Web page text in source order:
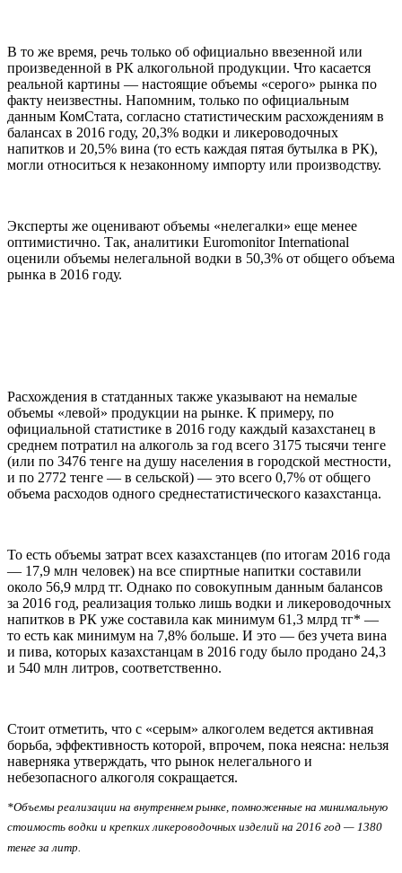
В то же время, речь только об официально ввезенной или
произведенной в РК алкогольной продукции. Что касается
реальной картины — настоящие объемы «серого» рынка по
факту неизвестны. Напомним, только по официальным
данным КомСтата, согласно статистическим расхождениям в
балансах в 2016 году, 20,3% водки и ликероводочных
напитков и 20,5% вина (то есть каждая пятая бутылка в РК),
могли относиться к незаконному импорту или производству.
Эксперты же оценивают объемы «нелегалки» еще менее
оптимистично. Так, аналитики Euromonitor International
оценили объемы нелегальной водки в 50,3% от общего объема
рынка в 2016 году.
Расхождения в статданных также указывают на немалые
объемы «левой» продукции на рынке. К примеру, по
официальной статистике в 2016 году каждый казахстанец в
среднем потратил на алкоголь за год всего 3175 тысячи тенге
(или по 3476 тенге на душу населения в городской местности,
и по 2772 тенге — в сельской) — это всего 0,7% от общего
объема расходов одного среднестатистического казахстанца.
То есть объемы затрат всех казахстанцев (по итогам 2016 года
— 17,9 млн человек) на все спиртные напитки составили
около 56,9 млрд тг. Однако по совокупным данным балансов
за 2016 год, реализация только лишь водки и ликероводочных
напитков в РК уже составила как минимум 61,3 млрд тг* —
то есть как минимум на 7,8% больше. И это — без учета вина
и пива, которых казахстанцам в 2016 году было продано 24,3
и 540 млн литров, соответственно.
Стоит отметить, что с «серым» алкоголем ведется активная
борьба, эффективность которой, впрочем, пока неясна: нельзя
наверняка утверждать, что рынок нелегального и
небезопасного алкоголя сокращается.
*Объемы реализации на внутреннем рынке, помноженные на минимальную
стоимость водки и крепких ликероводочных изделий на 2016 год — 1380
тенге за литр.